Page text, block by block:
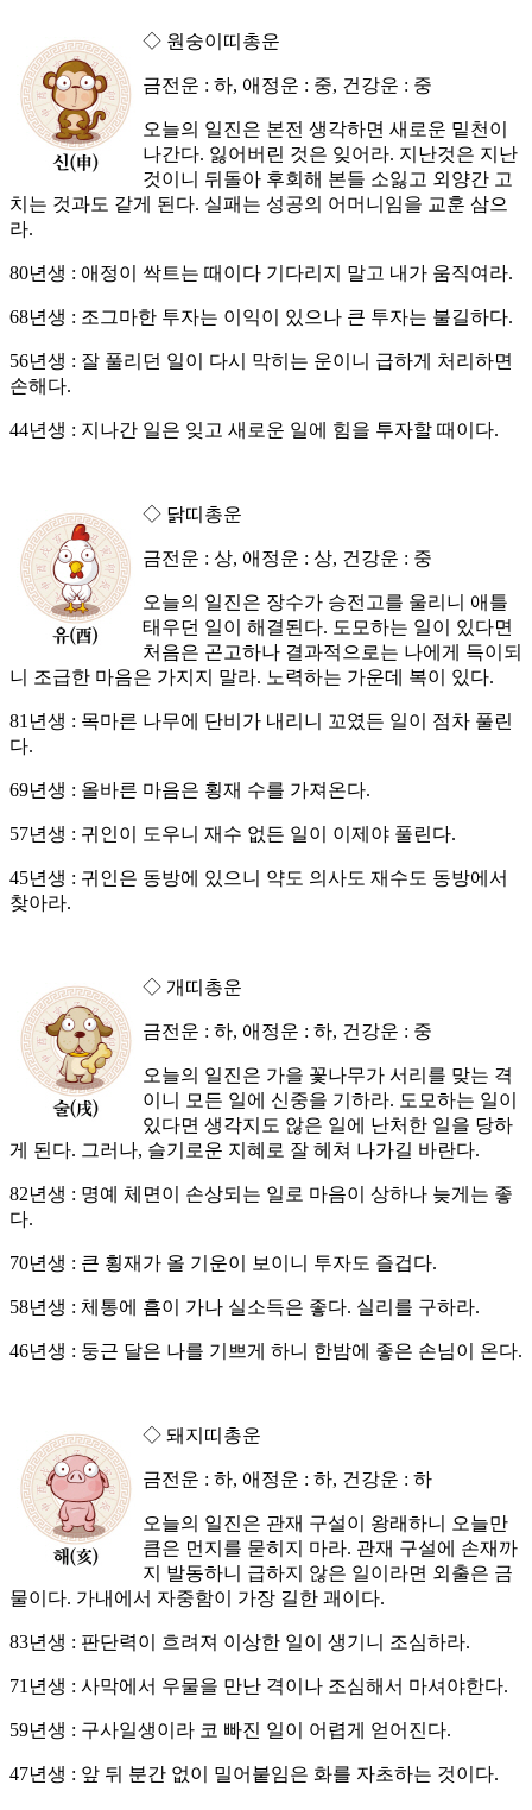
◇ 원숭이띠총운
금전운 : 하, 애정운 : 중, 건강운 : 중
오늘의 일진은 본전 생각하면 새로운 밑천이
나간다. 잃어버린 것은 잊어라. 지난것은 지난
것이니 뒤돌아 후회해 본들 소잃고 외양간 고
치는 것과도 같게 된다. 실패는 성공의 어머니임을 교훈 삼으
라.
80년생 : 애정이 싹트는 때이다 기다리지 말고 내가 움직여라.
68년생 : 조그마한 투자는 이익이 있으나 큰 투자는 불길하다.
56년생 : 잘 풀리던 일이 다시 막히는 운이니 급하게 처리하면
손해다.
44년생 : 지나간 일은 잊고 새로운 일에 힘을 투자할 때이다.
◇ 닭띠총운
금전운 : 상, 애정운 : 상, 건강운 : 중
오늘의 일진은 장수가 승전고를 울리니 애틀
태우던 일이 해결된다. 도모하는 일이 있다면
처음은 곤고하나 결과적으로는 나에게 득이되
니 조급한 마음은 가지지 말라. 노력하는 가운데 복이 있다.
81년생 : 목마른 나무에 단비가 내리니 꼬였든 일이 점차 풀린
다.
69년생 : 올바른 마음은 횡재 수를 가져온다.
57년생 : 귀인이 도우니 재수 없든 일이 이제야 풀린다.
45년생 : 귀인은 동방에 있으니 약도 의사도 재수도 동방에서
찾아라.
◇ 개띠총운
금전운 : 하, 애정운 : 하, 건강운 : 중
오늘의 일진은 가을 꽃나무가 서리를 맞는 격
이니 모든 일에 신중을 기하라. 도모하는 일이
있다면 생각지도 않은 일에 난처한 일을 당하
게 된다. 그러나, 슬기로운 지혜로 잘 헤쳐 나가길 바란다.
82년생 : 명예 체면이 손상되는 일로 마음이 상하나 늦게는 좋
다.
70년생 : 큰 횡재가 올 기운이 보이니 투자도 즐겁다.
58년생 : 체통에 흠이 가나 실소득은 좋다. 실리를 구하라.
46년생 : 둥근 달은 나를 기쁘게 하니 한밤에 좋은 손님이 온다.
◇ 돼지띠총운
금전운 : 하, 애정운 : 하, 건강운 : 하
오늘의 일진은 관재 구설이 왕래하니 오늘만
큼은 먼지를 묻히지 마라. 관재 구설에 손재까
지 발동하니 급하지 않은 일이라면 외출은 금
물이다. 가내에서 자중함이 가장 길한 괘이다.
83년생 : 판단력이 흐려져 이상한 일이 생기니 조심하라.
71년생 : 사막에서 우물을 만난 격이나 조심해서 마셔야한다.
59년생 : 구사일생이라 코 빠진 일이 어렵게 얻어진다.
47년생 : 앞 뒤 분간 없이 밀어붙임은 화를 자초하는 것이다.